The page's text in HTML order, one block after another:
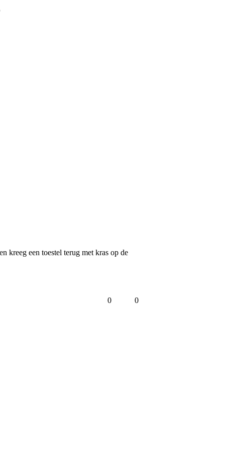
en heeft een maximale helderheid van 1800 nits, waardoor je zelfs
zon je appjes kunt lezen. Aan de andere kant past het beeldscherm
de hoeveelheid blauw licht aan. Zo krijg je geen last van je ogen
’s avonds de telefoon gebruiken zonder problemen.
kreeg een toestel terug met kras op de
0 0